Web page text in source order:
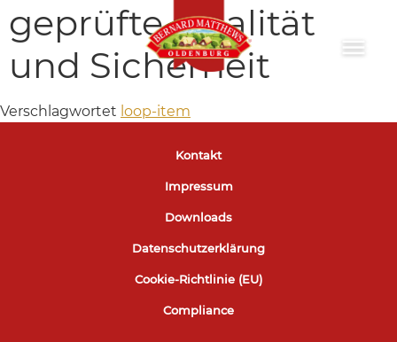
geprüfte Qualität
und Sicherheit
Verschlagwortet loop-item
Kontakt
Impressum
Downloads
Datenschutzerklärung
Cookie-Richtlinie (EU)
Compliance